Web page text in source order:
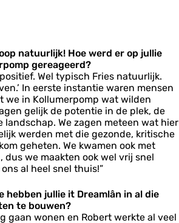
natuurlijk! Hoe werd er op jullie
gereageerd?
Wel typisch Fries natuurlijk.
In eerste instantie waren mensen
we in Kollumerpomp wat wilden
gelijk de potentie in de plek, de
landschap. We zagen meteen wat hier
werden met die gezonde, kritische
geheten. We kwamen ook met
dus we maakten ook wel vrij snel
al heel snel thuis!”
hebben jullie it Dreamlân in al die
te bouwen?
gaan wonen en Robert werkte al veel